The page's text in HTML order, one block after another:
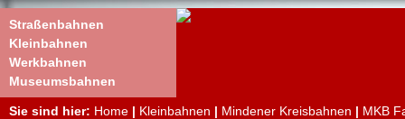
Straßenbahnen
Kleinbahnen
Werkbahnen
Museumsbahnen
Sie sind hier: Home | Kleinbahnen | Mindener Kreisbahnen | MKB